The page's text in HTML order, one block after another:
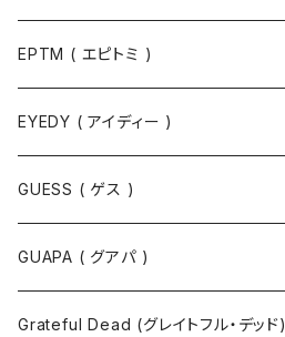
EPTM ( エピトミ )
EYEDY ( アイディー )
Tシャツ
半袖Tシャツ
長袖Tシャツ
ポロシャツ
シャツ
GUESS ( ゲス )
ジャケット
GUAPA ( グアパ )
Grateful Dead (グレイトフル・デッド)